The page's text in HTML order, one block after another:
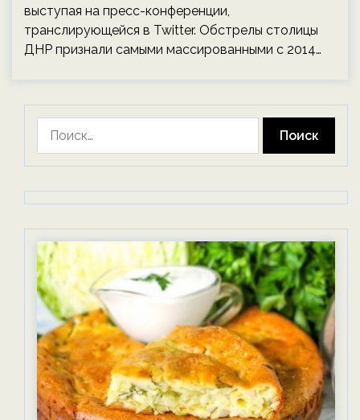
выступая на пресс-конференции,
транслирующейся в Twitter. Обстрелы столицы
ДНР признали самыми массированными с 2014…